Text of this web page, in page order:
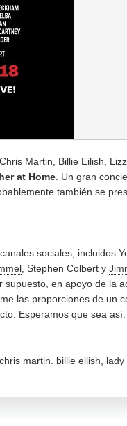
Chris Martin Billie Eilish
at Home . Un gran
también se
sociales, incluidos
, Stephen Colbert y
en apoyo de la
las proporciones de un
Esperamos que sea así.
chris martin. billie eilish lady